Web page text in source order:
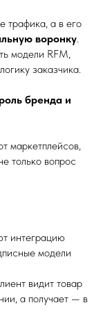
трафика, а в его
воронку
модели RFM,
заказчика.
бренда и
маркетплейсов,
только вопрос
интеграцию
модели
видит товар
а получает — в